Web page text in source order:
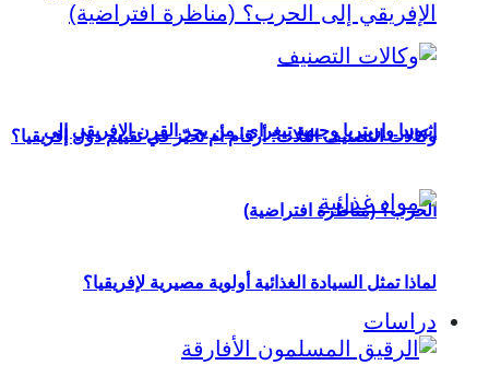
إثيوبيا وإريتريا وجبهة تيغراي: من يجر القرن الإفريقي إلى
الحرب؟ (مناظرة افتراضية)
دراسات
وكالات التصنيف الثلاث: أرقام أم تحيّز في تقييم دول إفريقيا؟
لماذا تمثل السيادة الغذائية أولوية مصيرية لإفريقيا؟